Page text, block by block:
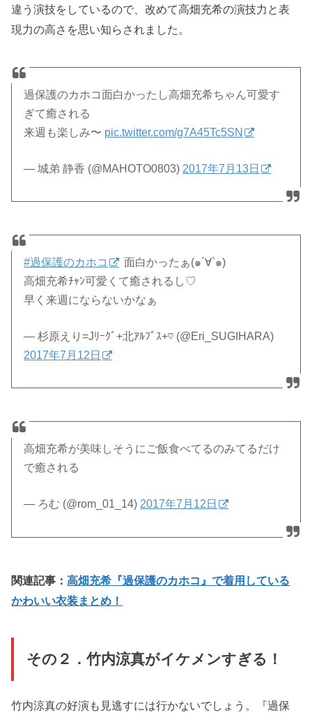
違う演技をしているので、改めて高畑充希の演技力と表
現力の高さを思い知らされました。
過保護のカホコ面白かったし高畑充希ちゃん可愛す
ぎて癒される
来週も楽しみ〜 pic.twitter.com/g7A45Tc5SN
— 城弟 静香 (@MAHOTO0803) 2017年7月13日
#過保護のカホコ
面白かったぁ(๑´∀`๑)
高畑充希ﾁｬﾝ可愛くて癒されるし♡
早く来週にならないかなぁ
— 杉原えり=Jﾘｰｸﾞ+北ｱﾙﾌﾟｽ+♡ (@Eri_SUGIHARA)
2017年7月12日
高畑充希が美味しそうにご飯食べてるのみてるだけ
で癒される
— ろむ (@rom_01_14) 2017年7月12日
関連記事：高畑充希『過保護のカホコ』で着用している
かわいい衣装まとめ！
その２．竹内涼真がイケメンすぎる！
竹内涼真の好演も見逃すには行かないでしょう。『過保